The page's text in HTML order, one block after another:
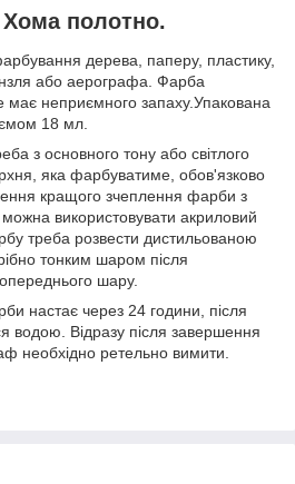
полотно.
дерева, паперу, пластику,
або аерографа. Фарба
має неприємного запаху.Упакована
18 мл.
з основного тону або світлого
яка фарбуватиме, обов'язково
кращого зчеплення фарби з
використовувати акриловий
треба розвести дистильованою
тонким шаром після
шару.
настає через 24 години, після
водою. Відразу після завершення
необхідно ретельно вимити.